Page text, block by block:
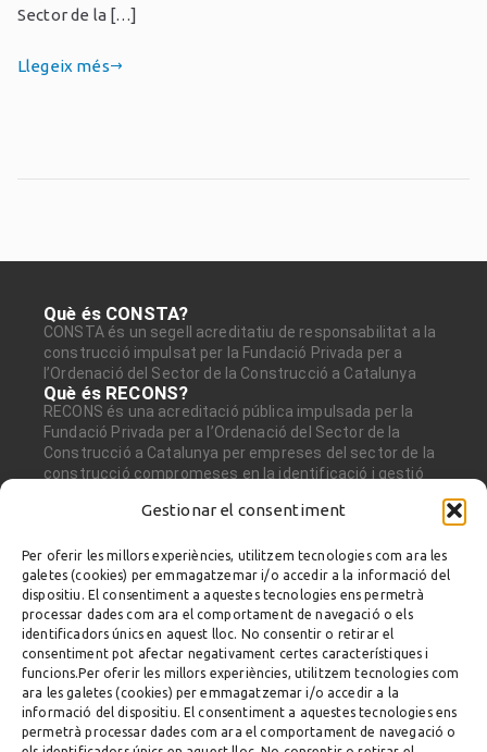
Gestionar el consentiment
Per oferir les millors experiències, utilitzem tecnologies com ara les
galetes (cookies) per emmagatzemar i/o accedir a la informació del
dispositiu. El consentiment a aquestes tecnologies ens permetrà
processar dades com ara el comportament de navegació o els
identificadors únics en aquest lloc. No consentir o retirar el
consentiment pot afectar negativament certes característiques i
funcions.Per oferir les millors experiències, utilitzem tecnologies com
ara les galetes (cookies) per emmagatzemar i/o accedir a la
informació del dispositiu. El consentiment a aquestes tecnologies ens
permetrà processar dades com ara el comportament de navegació o
Sector de la […]
Llegeix més
Què és CONSTA?
CONSTA és un segell acreditatiu de responsabilitat a la
construcció impulsat per la Fundació Privada per a
l’Ordenació del Sector de la Construcció a Catalunya
Què és RECONS?
RECONS és una acreditació pública impulsada per la
Fundació Privada per a l’Ordenació del Sector de la
Construcció a Catalunya per empreses del sector de la
construcció compromeses en la identificació i gestió
Disseny web i Programació
Fundació Privada per a l’Ordenació del Sector
de la Construcció a Catalunya
Gran Via de les Corts Catalanes, 663,
Planta baixa
08010 Barcelona
Tel. 932 659 430
Consta és avalat per: